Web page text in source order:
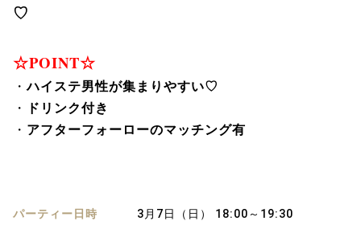
♡
☆POINT☆
・ハイステ男性が集まりやすい♡
・ ドリンク付き
・ アフターフォーローのマッチング有
パーティー日時 3月7日（日） 18:00～19:30